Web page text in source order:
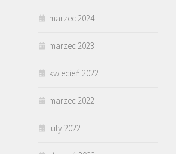
marzec 2024
marzec 2023
kwiecień 2022
marzec 2022
luty 2022